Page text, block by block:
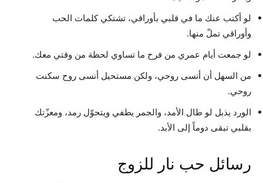
لو أكتب عنك ما في قلبي بأوراقي، تشتكي كلمات الحب
وأوراقي تملّ منها.
لو جمعت أيام عمري من فرح ما تساوي لحظة من وقتي معك.
من السهل أن أنسى روحي، ولكن مستحيل أنسى روح سكنت
روحي.
الورد يذبل لو طال الأمد، والجمر يطفي ويتحوّل رمد، ومعزّتك
بقلبي تبقى دوماً إلى الأبد.
رسائل حب نار للزوج